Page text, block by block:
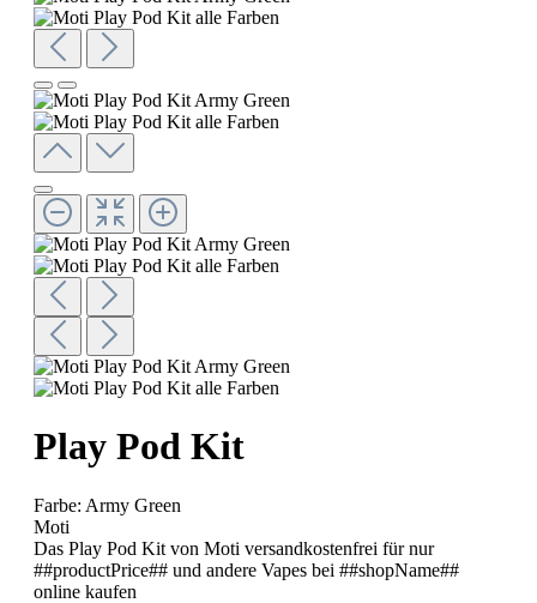
Play Pod Kit
Farbe: Army Green
Moti
Das Play Pod Kit von Moti versandkostenfrei für nur
##productPrice## und andere Vapes bei ##shopName##
online kaufen